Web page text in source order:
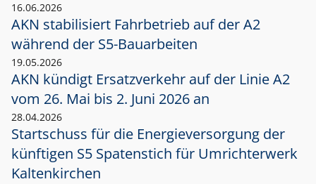
16.06.2026
AKN stabilisiert Fahrbetrieb auf der A2
während der S5-Bauarbeiten
19.05.2026
AKN kündigt Ersatzverkehr auf der Linie A2
vom 26. Mai bis 2. Juni 2026 an
28.04.2026
Startschuss für die Energieversorgung der
künftigen S5 Spatenstich für Umrichterwerk
Kaltenkirchen